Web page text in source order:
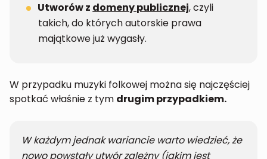
Utworów z domeny publicznej, czyli
takich, do których autorskie prawa
majątkowe już wygasły.
W przypadku muzyki folkowej można się najczęściej
spotkać właśnie z tym drugim przypadkiem.
W każdym jednak wariancie warto wiedzieć, że
nowo powstały utwór zależny (jakim jest